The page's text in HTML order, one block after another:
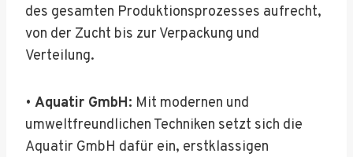
des gesamten Produktionsprozesses aufrecht,
von der Zucht bis zur Verpackung und
Verteilung.
• Aquatir GmbH: Mit modernen und
umweltfreundlichen Techniken setzt sich die
Aquatir GmbH dafür ein, erstklassigen